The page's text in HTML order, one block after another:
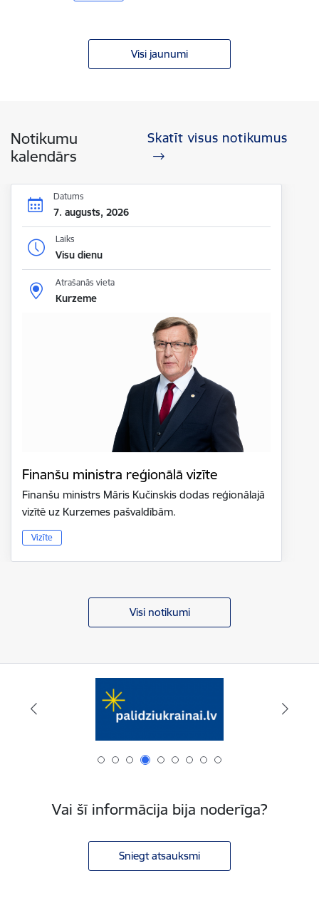
Visi jaunumi
Notikumu
kalendārs
Skatīt visus notikumus
Datums
7. augusts, 2026
Laiks
Visu dienu
Atrašanās vieta
Kurzeme
Finanšu ministra reģionālā vizīte
Finanšu ministrs Māris Kučinskis dodas reģionālajā
vizītē uz Kurzemes pašvaldībām.
Vizīte
Visi notikumi
Vai šī informācija bija noderīga?
Sniegt atsauksmi